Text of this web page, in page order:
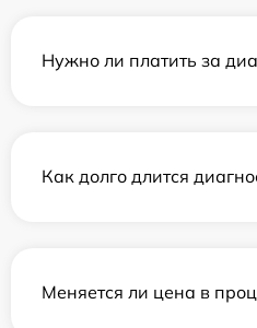
Нужно ли платить за
Как долго длится
Меняется ли цена в